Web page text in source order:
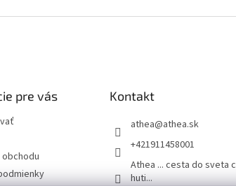
pre vás Kontakt
athea@athea.sk
+421911458001
Athea ... cesta do sveta c
huti...